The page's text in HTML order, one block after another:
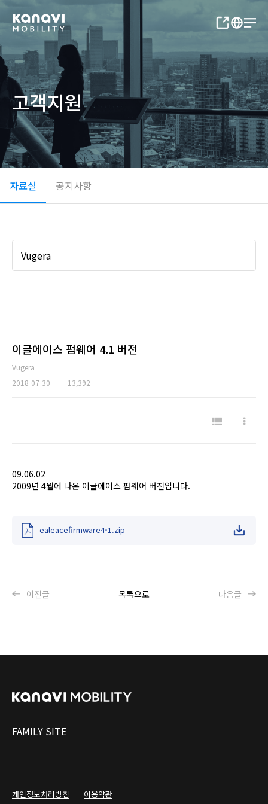
고객지원
자료실 공지사항
Vugera
이글에이스 펌웨어 4.1 버전
Vugera
2018-07-30
13,392
09.06.02
2009년 4월에 나온 이글에이스 펌웨어 버전입니다.
ealeacefirmware4-1.zip
이전글 목록으로 다음글
FAMILY SITE
개인정보처리방침 이용약관